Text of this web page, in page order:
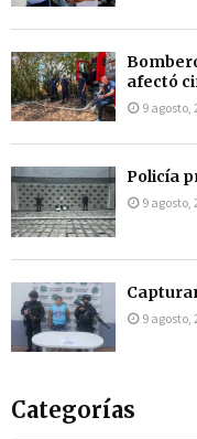
afectó
9 agosto,
Policía
9 agosto,
9 agosto,
Categorías